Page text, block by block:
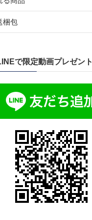
梱包
で限定動画プレゼント